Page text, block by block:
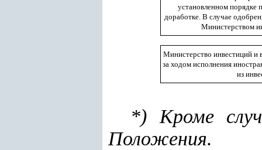
установленном порядке
доработке. В случае
Министерством
Министерство инвестиций и
за ходом исполнения
из
*) Кроме
Положения.